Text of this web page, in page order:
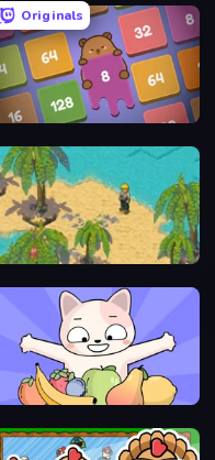
Originals
Capybara Block Shot
Castaway
Drop Some Fruits